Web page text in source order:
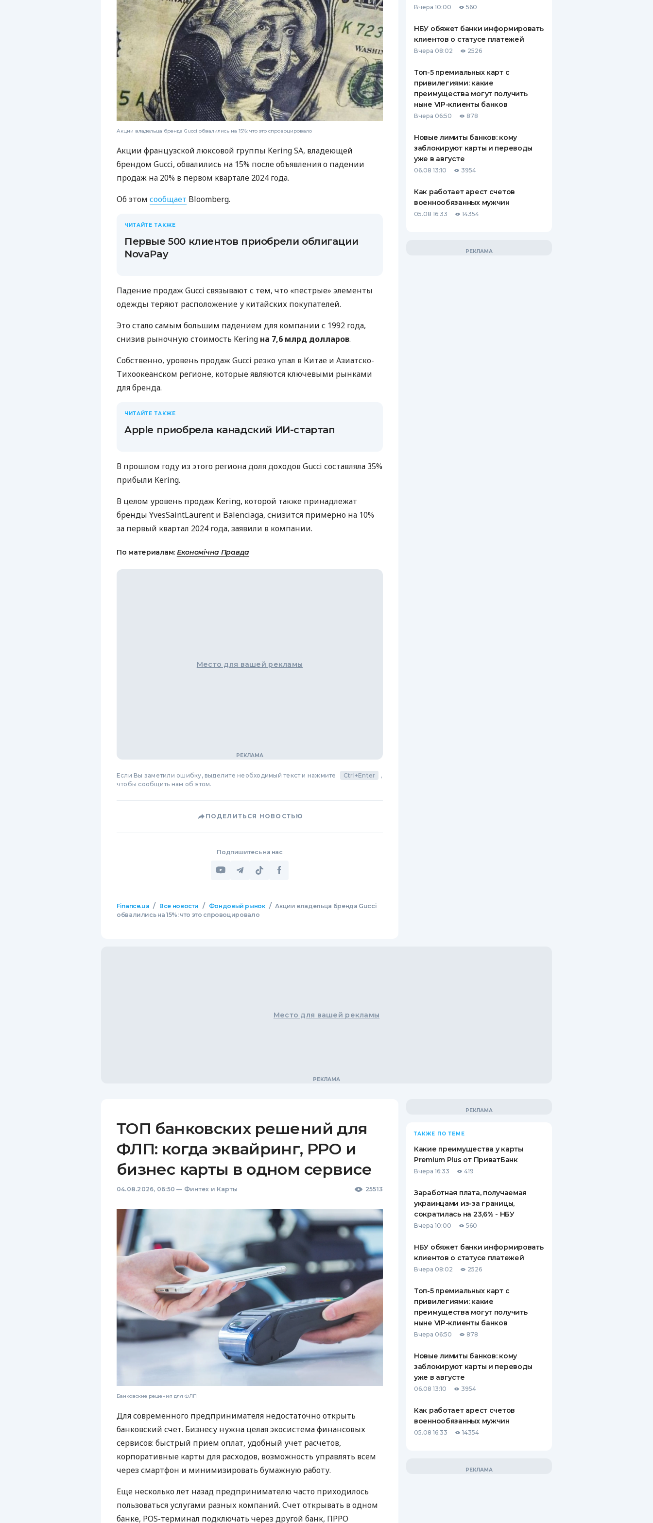
ЕЖЕМЕСЯЧНЫЙ ОБЗОР
КЕШБЭКА
ПУТЕВОДИТЕЛИ ПО
БАНКОВСКИМ КАРТАМ
СТРАХОВАНИЮ
ВСЕ СТРАХОВЫЕ ПОЛИСЫ
ОТЗЫВЫ О СТРАХОВЫХ
КОМПАНИЯХ
Акции владельца бренда Gucci обвалились на 15%: что это спровоцировало
Акции французской люксовой группы Kering SA, владеющей
брендом Gucci, обвалились на 15% после объявления о падении
продаж на 20% в первом квартале 2024 года.
Об этом сообщает Bloomberg.
ЧИТАЙТЕ ТАКЖЕ
Первые 500 клиентов приобрели облигации
NovaPay
Падение продаж Gucci связывают с тем, что «пестрые» элементы
одежды теряют расположение у китайских покупателей.
Это стало самым большим падением для компании с 1992 года,
снизив рыночную стоимость Kering на 7,6 млрд долларов.
Собственно, уровень продаж Gucci резко упал в Китае и Азиатско-
Тихоокеанском регионе, которые являются ключевыми рынками
для бренда.
ЧИТАЙТЕ ТАКЖЕ
Apple приобрела канадский ИИ-стартап
В прошлом году из этого региона доля доходов Gucci составляла 35%
прибыли Kering.
В целом уровень продаж Kering, которой также принадлежат
бренды YvesSaintLaurent и Balenciaga, снизится примерно на 10%
за первый квартал 2024 года, заявили в компании.
По материалам: Економічна Правда
Место для вашей рекламы
Если Вы заметили ошибку, выделите необходимый текст и нажмите Ctrl+Enter
,
чтобы сообщить нам об этом.
ПОДЕЛИТЬСЯ НОВОСТЬЮ
Подпишитесь на нас
Finance.ua / Все новости / Фондовый рынок / Акции владельца бренда Gucci
обвалились на 15%: что это спровоцировало
Вчера 10:00 560
НБУ обяжет банки информировать
клиентов о статусе платежей
Вчера 08:02 2526
Топ-5 премиальных карт с
привилегиями: какие
преимущества могут получить
ныне VIP-клиенты банков
Вчера 06:50 878
Новые лимиты банков: кому
заблокируют карты и переводы
уже в августе
06.08 13:10 3954
Как работает арест счетов
военнообязанных мужчин
05.08 16:33 14354
Место для вашей рекламы
ТОП банковских решений для
ФЛП: когда эквайринг, РРО и
бизнес карты в одном сервисе
04.08.2026, 06:50 — Финтех и Карты 25513
Банковские решения для ФЛП
Для современного предпринимателя недостаточно открыть
банковский счет. Бизнесу нужна целая экосистема финансовых
сервисов: быстрый прием оплат, удобный учет расчетов,
корпоративные карты для расходов, возможность управлять всем
через смартфон и минимизировать бумажную работу.
Еще несколько лет назад предпринимателю часто приходилось
пользоваться услугами разных компаний. Счет открывать в одном
банке, POS-терминал подключать через другой банк, ПРРО
ТАКЖЕ ПО ТЕМЕ
Какие преимущества у карты
Premium Plus от ПриватБанк
Вчера 16:33 419
Заработная плата, получаемая
украинцами из-за границы,
сократилась на 23,6% - НБУ
Вчера 10:00 560
НБУ обяжет банки информировать
клиентов о статусе платежей
Вчера 08:02 2526
Топ-5 премиальных карт с
привилегиями: какие
преимущества могут получить
ныне VIP-клиенты банков
Вчера 06:50 878
Новые лимиты банков: кому
заблокируют карты и переводы
уже в августе
06.08 13:10 3954
Как работает арест счетов
военнообязанных мужчин
05.08 16:33 14354